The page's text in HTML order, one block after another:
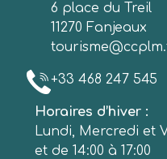
6 place du Treil
11270 Fanjeaux
+33 468 247 545
Horaires d’hiver :
Lundi, Mercredi et
et de 14:00 à 17:00